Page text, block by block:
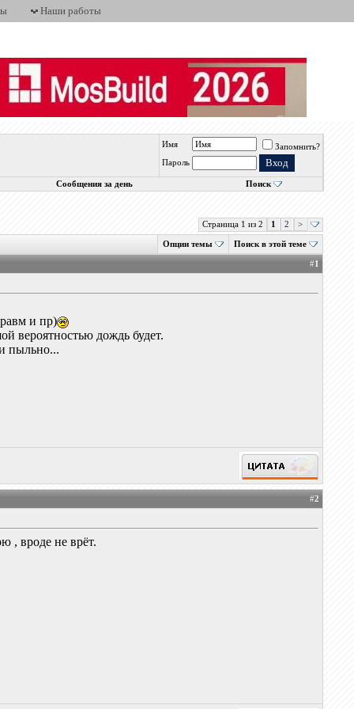
Наши работы
Имя
Запомнить?
Пароль
Сообщения за день Поиск
Страница 1 из 2 1 2 >
Опции темы Поиск в этой теме
#1
и пр)
вероятностью дождь будет.
пыльно...
#2
, вроде не врёт.